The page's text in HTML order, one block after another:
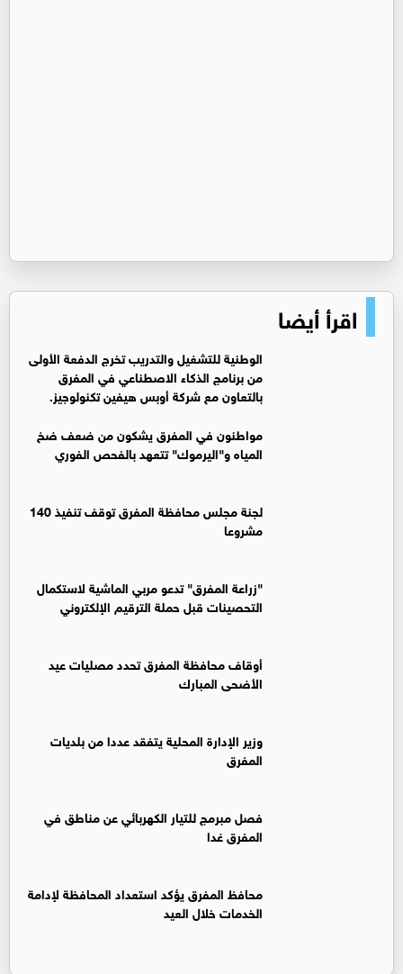
اقرأ أيضا
الوطنية للتشغيل والتدريب تخرج الدفعة الأولى
من برنامج الذكاء الاصطناعي في المفرق
بالتعاون مع شركة أوبس هيفين تكنولوجيز.
مواطنون في المفرق يشكون من ضعف ضخ
المياه و"اليرموك" تتعهد بالفحص الفوري
لجنة مجلس محافظة المفرق توقف تنفيذ 140
مشروعا
"زراعة المفرق" تدعو مربي الماشية لاستكمال
التحصينات قبل حملة الترقيم الإلكتروني
أوقاف محافظة المفرق تحدد مصليات عيد
الأضحى المبارك
وزير الإدارة المحلية يتفقد عددا من بلديات
المفرق
فصل مبرمج للتيار الكهربائي عن مناطق في
المفرق غدا
محافظ المفرق يؤكد استعداد المحافظة لإدامة
الخدمات خلال العيد